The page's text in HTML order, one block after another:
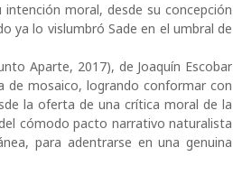
intención moral, desde su concepción
ya lo vislumbró Sade en el umbral de
Aparte, 2017), de Joaquín Escobar
de mosaico, logrando conformar con
la oferta de una crítica moral de la
cómodo pacto narrativo naturalista
para adentrarse en una genuina